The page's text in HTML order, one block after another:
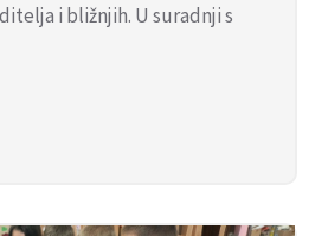
i bližnjih. U suradnji s